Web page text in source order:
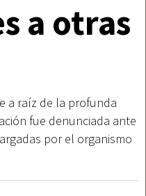
a otras
a raíz de la profunda
fue denunciada ante
por el organismo